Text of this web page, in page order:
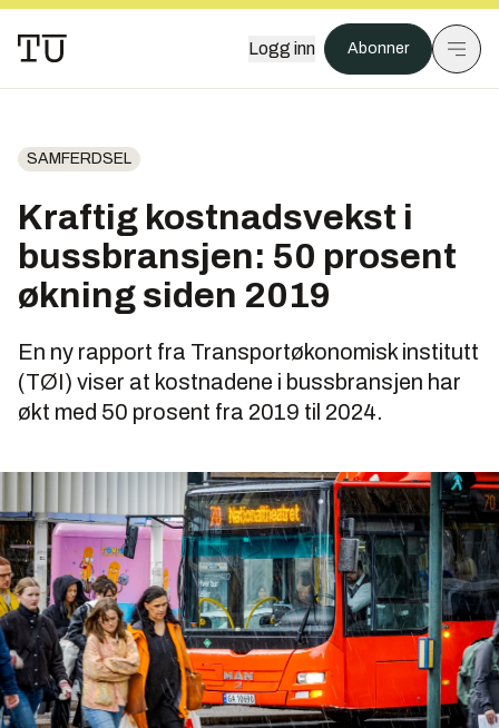
Logg inn Abonner
SAMFERDSEL
Kraftig kostnadsvekst i
bussbransjen: 50 prosent
økning siden 2019
En ny rapport fra Transportøkonomisk institutt
(TØI) viser at kostnadene i bussbransjen har
økt med 50 prosent fra 2019 til 2024.